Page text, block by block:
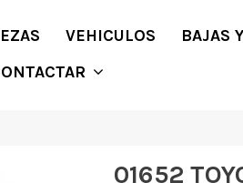
VEHICULOS
BAJAS
01652